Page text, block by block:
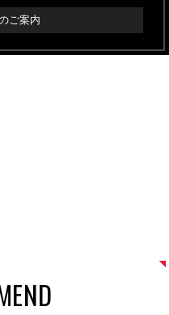
ご案内